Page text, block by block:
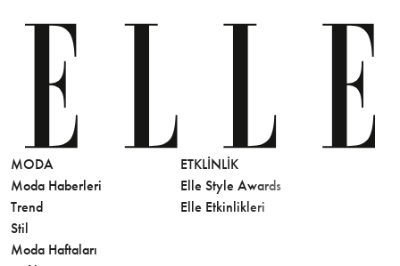
MODA
Moda Haberleri
Trend
Stil
Moda Haftaları
ETKLINLIK
Elle Style Awards
Elle Etkinlikleri